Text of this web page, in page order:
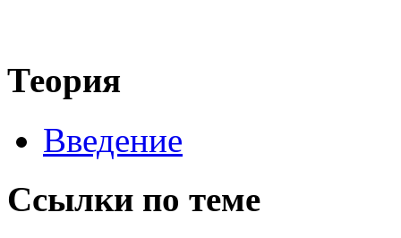
Теория
Введение
Ссылки по теме